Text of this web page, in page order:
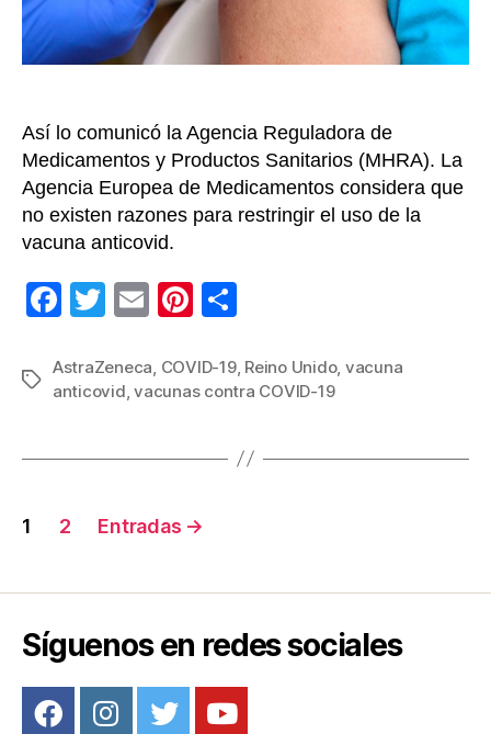
de
Así lo comunicó la Agencia Reguladora de
Medicamentos y Productos Sanitarios (MHRA). La
Agencia Europea de Medicamentos considera que
no existen razones para restringir el uso de la
vacuna anticovid.
F
c
e
o
k
T
tt
er
E
ail
Pi
er
e
m
p
ar
tir
Etiquetas
AstraZeneca, COVID-19, Reino Unido, vacuna
anticovid,vacunas contra COVID-19
Navegación
entradas
1 2 Entradas →
Síguenos en redes sociales